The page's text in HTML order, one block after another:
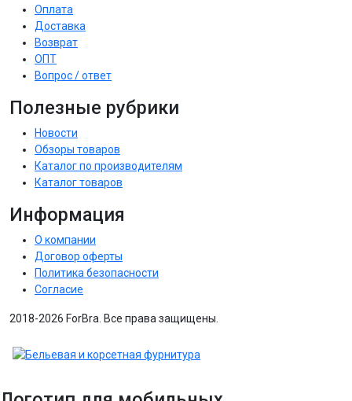
Оплата
Доставка
Возврат
ОПТ
Вопрос / ответ
Полезные рубрики
Новости
Обзоры товаров
Каталог по производителям
Каталог товаров
Информация
О компании
Договор оферты
Политика безопасности
Согласие
2018-2026 ForBra. Все права защищены.